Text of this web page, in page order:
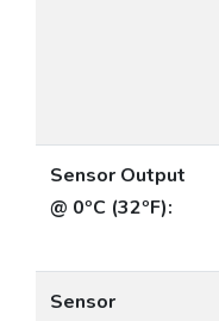
Sensor Output
@ 0ºC (32ºF):
Sensor